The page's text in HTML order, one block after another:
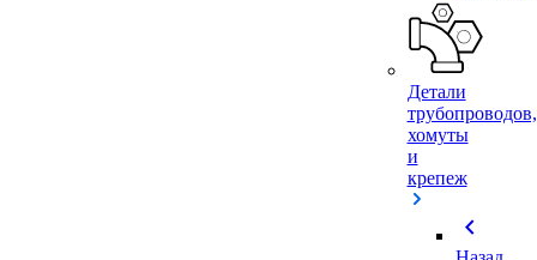
Детали
трубопроводов,
хомуты
и
крепеж
chevron_left